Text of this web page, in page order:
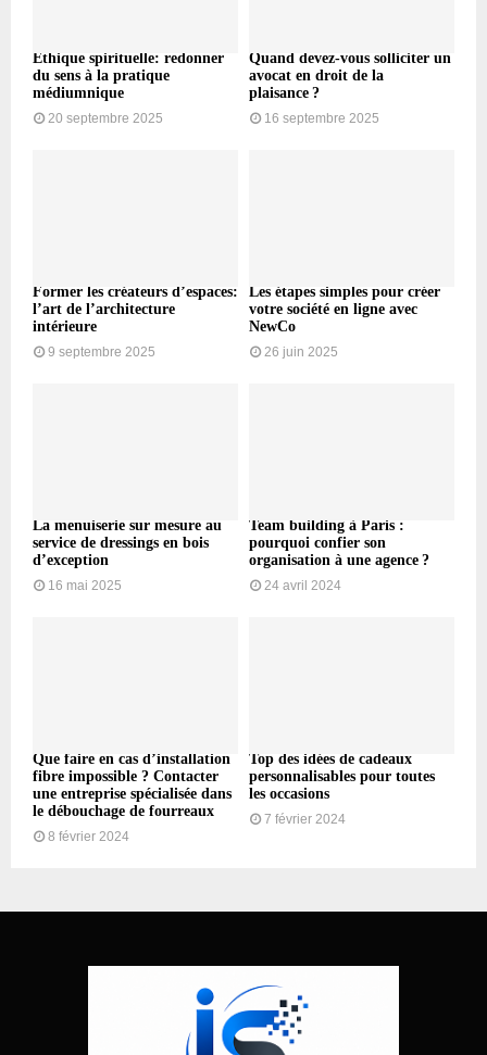
Éthique spirituelle: redonner
du sens à la pratique
médiumnique
20 septembre 2025
Quand devez-vous solliciter un
avocat en droit de la
plaisance ?
16 septembre 2025
Former les créateurs d’espaces:
l’art de l’architecture
intérieure
9 septembre 2025
Les étapes simples pour créer
votre société en ligne avec
NewCo
26 juin 2025
La menuiserie sur mesure au
service de dressings en bois
d’exception
16 mai 2025
Team building à Paris :
pourquoi confier son
organisation à une agence ?
24 avril 2024
Que faire en cas d’installation
fibre impossible ? Contacter
une entreprise spécialisée dans
le débouchage de fourreaux
8 février 2024
Top des idées de cadeaux
personnalisables pour toutes
les occasions
7 février 2024